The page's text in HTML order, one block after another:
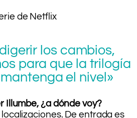
de Netflix
los cambios,
para que la trilogía
el nivel»
Illumbe, ¿a dónde voy?
De entrada es